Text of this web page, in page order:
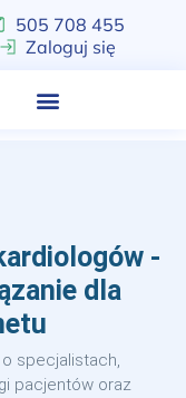
505 708 455
Zaloguj się
-
dla
specjalistach,
pacjentów oraz